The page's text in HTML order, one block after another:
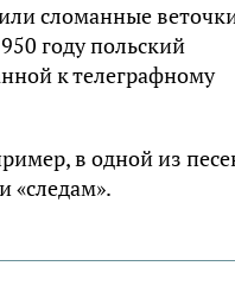
сломанные
году польский
к телеграфному
в одной из
«следам».